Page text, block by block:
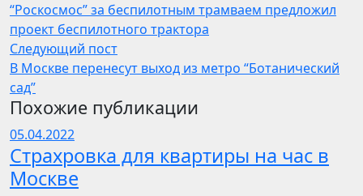
“Роскосмос” за беспилотным трамваем предложил
проект беспилотного трактора
Следующий пост
В Москве перенесут выход из метро “Ботанический
сад”
Похожие публикации
05.04.2022
Страхровка для квартиры на час в
Москве